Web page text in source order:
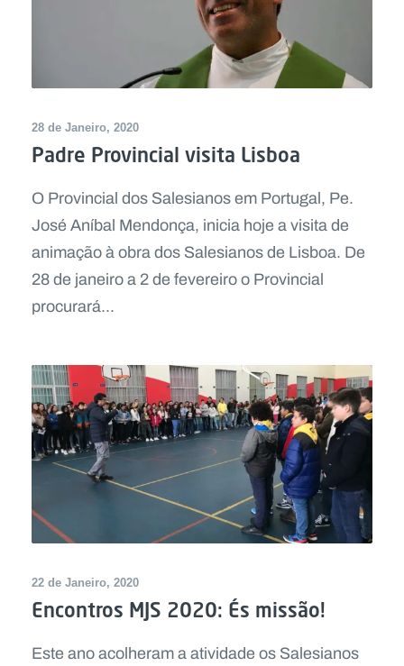
28 de Janeiro, 2020
Padre Provincial visita Lisboa
O Provincial dos Salesianos em Portugal, Pe.
José Aníbal Mendonça, inicia hoje a visita de
animação à obra dos Salesianos de Lisboa. De
28 de janeiro a 2 de fevereiro o Provincial
procurará...
22 de Janeiro, 2020
Encontros MJS 2020: És missão!
Este ano acolheram a atividade os Salesianos